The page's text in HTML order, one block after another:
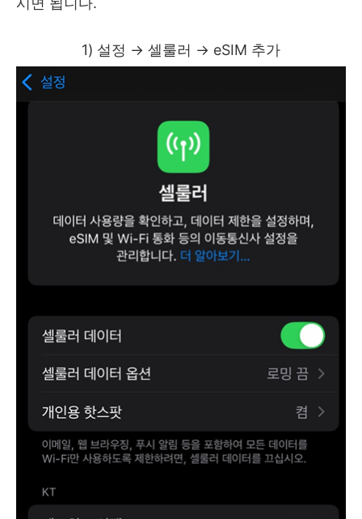
1) 설정 → 셀룰러 → eSIM 추가